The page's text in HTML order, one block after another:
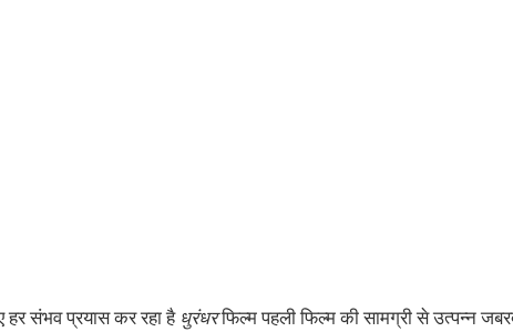
संभव प्रयास कर रहा है धुरंधरफिल्म पहली फिल्म की सामग्री से उत्पन्न